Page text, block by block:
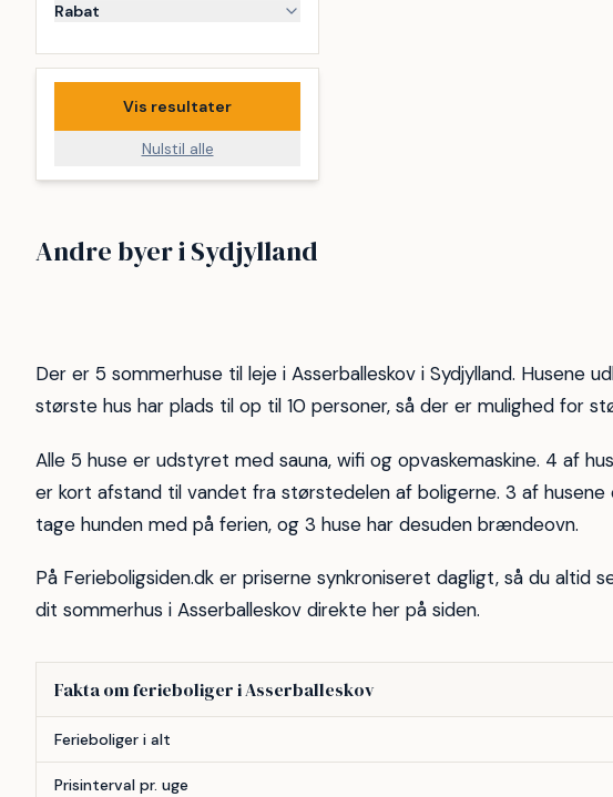
Rabat
Vis resultater
Nulstil alle
Andre byer i Sydjylland
42
Nordborg
Der er 5 sommerhuse til leje i Asserballeskov i Sydjylland. Husene
største hus har plads til op til 10 personer, så der er mulighed for
Alle 5 huse er udstyret med sauna, wifi og opvaskemaskine. 4 af
er kort afstand til vandet fra størstedelen af boligerne. 3 af husene
tage hunden med på ferien, og 3 huse har desuden brændeovn.
På Ferieboligsiden.dk er priserne synkroniseret dagligt, så du altid
dit sommerhus i Asserballeskov direkte her på siden.
Fakta om ferieboliger i Asserballeskov
Ferieboliger i alt
Prisinterval pr. uge